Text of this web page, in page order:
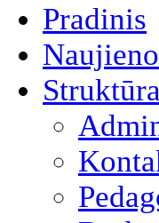
Pradinis